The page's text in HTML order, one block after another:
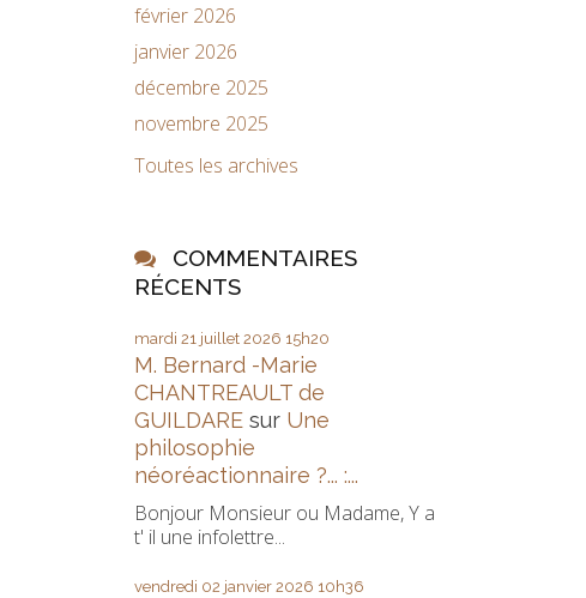
février 2026
janvier 2026
décembre 2025
novembre 2025
Toutes les archives
COMMENTAIRES
RÉCENTS
mardi 21 juillet 2026 15h20
M. Bernard -Marie
CHANTREAULT de
GUILDARE sur Une
philosophie
néoréactionnaire ?... :...
Bonjour Monsieur ou Madame, Y a
t' il une infolettre...
vendredi 02 janvier 2026 10h36